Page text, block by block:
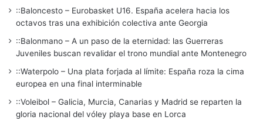
::Baloncesto – Eurobasket U16. España acelera hacia los
octavos tras una exhibición colectiva ante Georgia
::Balonmano – A un paso de la eternidad: las Guerreras
Juveniles buscan revalidar el trono mundial ante Montenegro
::Waterpolo – Una plata forjada al límite: España roza la cima
europea en una final interminable
::Voleibol – Galicia, Murcia, Canarias y Madrid se reparten la
gloria nacional del vóley playa base en Lorca